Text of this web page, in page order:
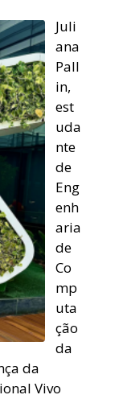
Juli
ana
Pall
in,
est
uda
nte
de
Eng
enh
aria
de
Co
mp
uta
ção
da
da
Vivo